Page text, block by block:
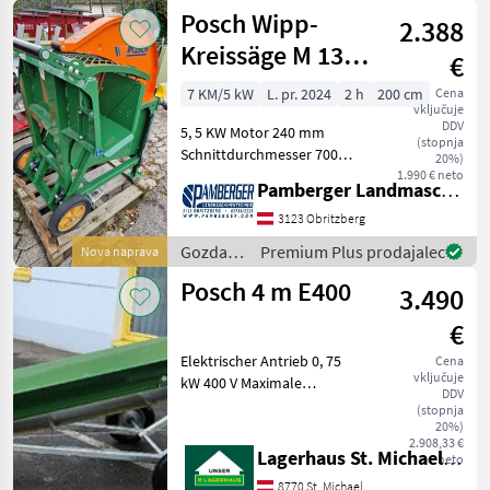
Eigengewicht
in
lesarska
mehanizacija
/ Posch
Nova naprava
Posch Wipp-
Kreissäge M 136
HSW
2.388
€
Cena
vključuje
DDV
(stopnja
20%)
1.990 € neto
7 KM/5 kW L. pr. 2024 2 h
200 cm
5, 5 KW Motor 240 mm
Schnittdurchmesser 700
Transporträder
Änderungen und Irrtümer
vorbehalten. E-motor
Gozdarska in lesarska
mehanizacija Krožna ž
Pamberger Landmaschinentechnik GmbH
3123 Obritzberg
Gozdarska
in
lesarska
Premium Plus prodajalec
Posch 4 m E400
3.490
€
Cena
vključuje
DDV
(stopnja
20%)
2.908,33 €
neto
Elektrischer Antrieb 0, 75
kW 400 V Maximale
Gürtelbreite 30 cm
Gurtbauweise:
Lagerhaus St. Michael ob Leoben eGen
8770 St. Michael